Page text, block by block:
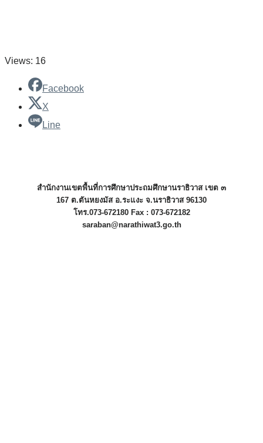
Views: 16
Facebook
X
Line
สำนักงานเขตพื้นที่การศึกษาประถมศึกษานราธิวาส เขต ๓
167 ต.ตันหยงมัส อ.ระแงะ จ.นราธิวาส 96130
โทร.073-672180 Fax : 073-672182
saraban@narathiwat3.go.th